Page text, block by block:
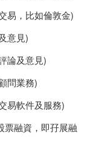
易，比如倫敦金)
意見)
論及意見)
問業務)
易軟件及服務)
票融資，即孖展融